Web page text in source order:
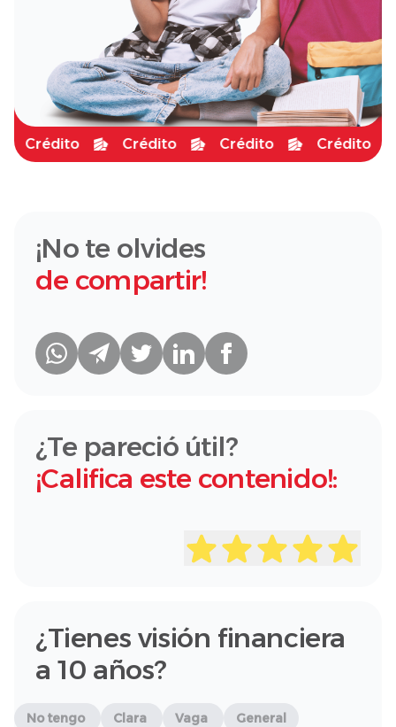
Crédito Crédito Crédito Crédito
¡No te olvides
de compartir!
¿Te pareció útil?
¡Califica este contenido!:
¿Tienes visión financiera
a 10 años?
No tengo Clara Vaga General